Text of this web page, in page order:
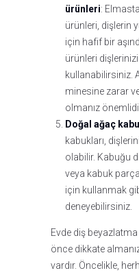
ürünleri:
ürünleri, dişlerin
için hafif bir
ürünleri
kullanabilirsiniz.
minesine zarar
olmanız
Doğal ağaç
kabukları,
olabilir. Kabuğu
veya kabuk
için kullanmak
deneyebilirsiniz.
Evde diş
önce dikkate
vardır. Öncelikle,